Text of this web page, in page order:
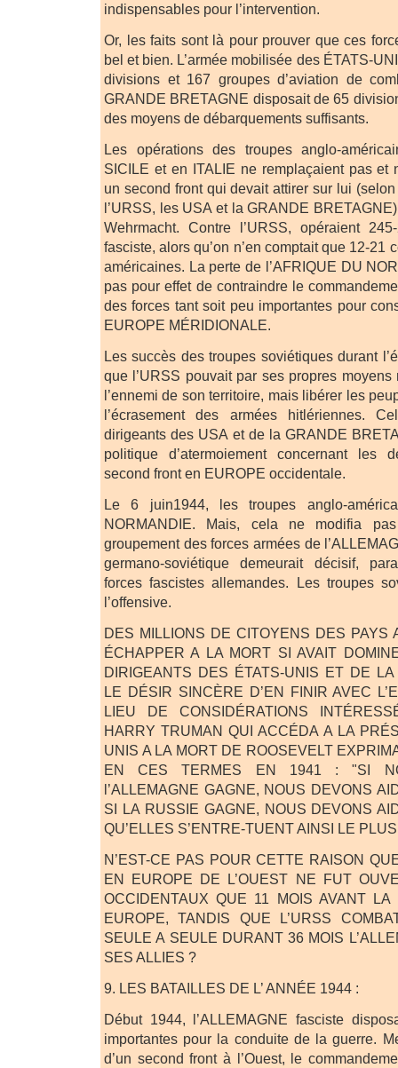
indispensables pour l’intervention.
Or, les faits sont là pour prouver que ces
bel et bien. L’armée mobilisée des ÉTATS-
divisions et 167 groupes d’aviation de
GRANDE BRETAGNE disposait de 65
des moyens de débarquements suffisants.
Les opérations des troupes anglo-
SICILE et en ITALIE ne remplaçaient pas et
un second front qui devait attirer sur lui
l’URSS, les USA et la GRANDE
Wehrmacht. Contre l’URSS, opéraient
fasciste, alors qu’on n’en comptait que 12-21
américaines. La perte de l’AFRIQUE DU
pas pour effet de contraindre le
des forces tant soit peu importantes pour
EUROPE MÉRIDIONALE.
Les succès des troupes soviétiques durant
que l’URSS pouvait par ses propres
l’ennemi de son territoire, mais libérer les
l’écrasement des armées hitlériennes.
dirigeants des USA et de la GRANDE
politique d’atermoiement concernant les
second front en EUROPE occidentale.
Le 6 juin1944, les troupes anglo-
NORMANDIE. Mais, cela ne modifia
groupement des forces armées de
germano-soviétique demeurait décisif,
forces fascistes allemandes. Les troupes
l’offensive.
DES MILLIONS DE CITOYENS DES PAYS
ÉCHAPPER A LA MORT SI AVAIT
DIRIGEANTS DES ÉTATS-UNIS ET DE
LE DÉSIR SINCÈRE D’EN FINIR AVEC
LIEU DE CONSIDÉRATIONS
HARRY TRUMAN QUI ACCÉDA A LA
UNIS A LA MORT DE ROOSEVELT
EN CES TERMES EN 1941 : "SI
l’ALLEMAGNE GAGNE, NOUS DEVONS
SI LA RUSSIE GAGNE, NOUS DEVONS
QU’ELLES S’ENTRE-TUENT AINSI LE
N’EST-CE PAS POUR CETTE RAISON
EN EUROPE DE L’OUEST NE FUT
OCCIDENTAUX QUE 11 MOIS AVANT
EUROPE, TANDIS QUE L’URSS
SEULE A SEULE DURANT 36 MOIS
SES ALLIES ?
9. LES BATAILLES DE L’ ANNÉE 1944 :
Début 1944, l’ALLEMAGNE fasciste
importantes pour la conduite de la guerre.
d’un second front à l’Ouest, le